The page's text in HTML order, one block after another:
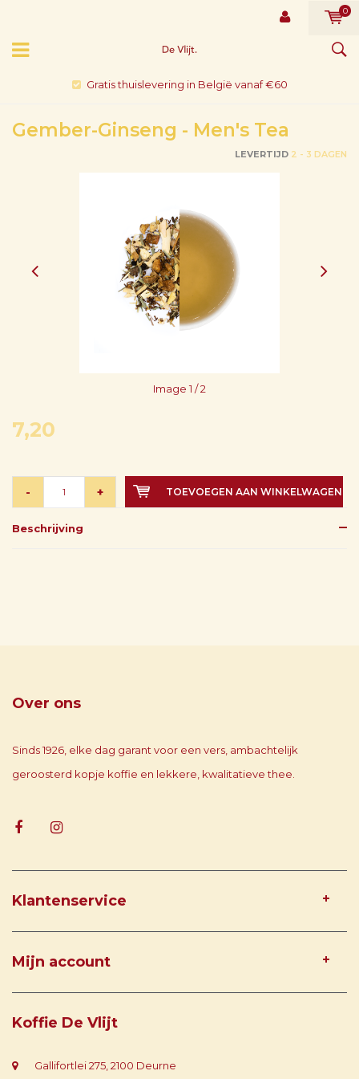
0
Gratis thuislevering in België vanaf €60
Gember-Ginseng - Men's Tea
LEVERTIJD 2 - 3 DAGEN
Image1 / 2
7,20
- + TOEVOEGEN AAN WINKELWAGEN
Beschrijving
Over ons
Sinds 1926, elke dag garant voor een vers, ambachtelijk
geroosterd kopje koffie en lekkere, kwalitatieve thee.
Klantenservice
Mijn account
Koffie De Vlijt
Gallifortlei 275, 2100 Deurne